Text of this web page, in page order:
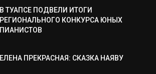
В ТУАПСЕ ПОДВЕЛИ ИТОГИ
РЕГИОНАЛЬНОГО КОНКУРСА ЮНЫХ
ПИАНИСТОВ
ЕЛЕНА ПРЕКРАСНАЯ: СКАЗКА НАЯВУ